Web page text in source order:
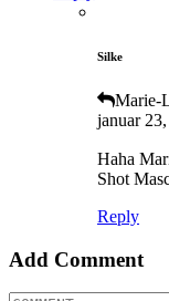
Silke
Marie-
januar
Haha
Shot
Reply
Add Comment